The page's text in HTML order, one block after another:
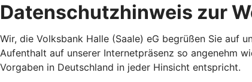
Datenschutzhinweis zur
Wir, die Volksbank Halle (Saale) eG begrüßen Sie auf
Aufenthalt auf unserer Internetpräsenz so angenehm
Vorgaben in Deutschland in jeder Hinsicht entspricht.